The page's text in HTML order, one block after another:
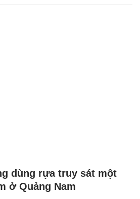
dùng rựa truy sát một
ở Quảng Nam